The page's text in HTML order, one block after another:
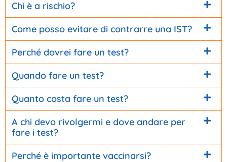
Chi è a rischio?
Come posso evitare di contrarre una IST?
Perché dovrei fare un test?
Quando fare un test?
Quanto costa fare un test?
A chi devo rivolgermi e dove andare per
fare i test?
Perché è importante vaccinarsi?